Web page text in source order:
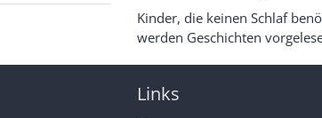
Kinder, die keinen Schlaf
werden Geschichten
Links